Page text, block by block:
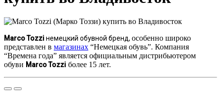
Marco Tozziнемецкий обувной бренд, особенно широко
представлен в магазинах “Немецкая обувь”. Компания
“Времена года” является официальным дистрибьютером
обуви Marco Tozzi более 15 лет.